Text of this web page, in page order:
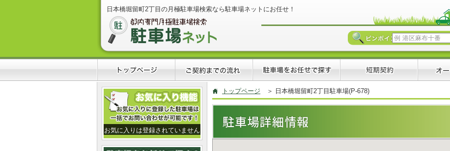
日本橋堀留町2丁目の月極駐車場検索なら駐車場ネットにお任せ！
お気に入りは登録されていません
トップページ ＞ 日本橋堀留町2丁目駐車場(P-678)